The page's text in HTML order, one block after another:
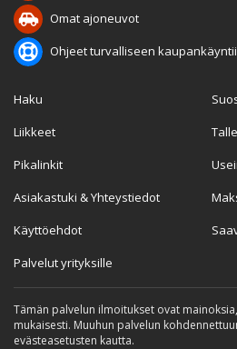
Omat ajoneuvot
Ohjeet turvalliseen
Haku
Liikkeet
Pikalinkit
Asiakastuki & Yhteystiedot
Käyttöehdot
Palvelut yrityksille
Tämän palvelun ilmoitukset ovat
mukaisesti. Muuhun palvelun
evästeasetusten kautta.